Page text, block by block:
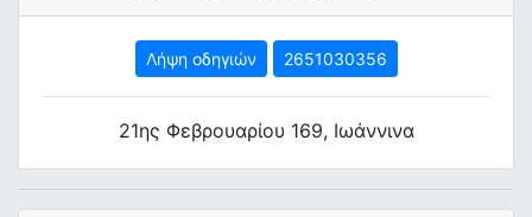
Λήψη οδηγιών 2651030356
21ης Φεβρουαρίου 169, Ιωάννινα